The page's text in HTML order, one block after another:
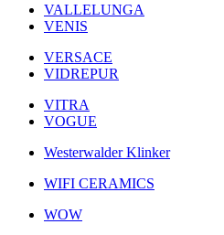
VALLELUNGA
VENIS
VERSACE
VIDREPUR
VITRA
VOGUE
Westerwalder Klinker
WIFI CERAMICS
WOW